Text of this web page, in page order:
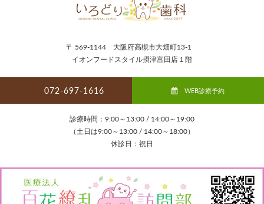
〒 569-1144 大阪府高槻市大畑町13-1
イオンフードスタイル摂津富田店１階
072-697-1616 WEB診療予約
診療時間：9:00～13:00 / 14:00～19:00
（土日は9:00～13:00 / 14:00～18:00）
休診日：祝日